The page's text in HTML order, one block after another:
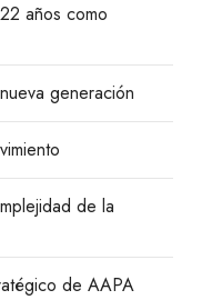
años como
generación
de la
de AAPA